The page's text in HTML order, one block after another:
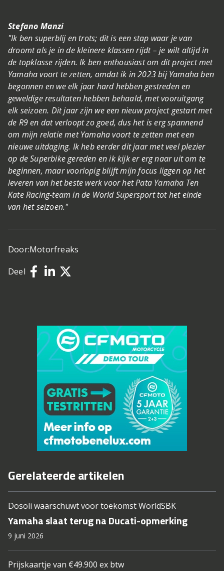
Stefano Manzi
"Ik ben superblij en trots; dit is een stap waar je van
droomt als je in de kleinere klassen rijdt – je wilt altijd in
de topklasse rijden. Ik ben enthousiast om dit project met
Yamaha voort te zetten, omdat ik in 2023 bij Yamaha ben
begonnen en we elk jaar hard hebben gestreden en
geweldige resultaten hebben behaald, met vooruitgang
elk seizoen. Dit jaar zijn we een nieuw project gestart met
de R9 en dat verloopt zo goed, dus het is erg spannend
om mijn relatie met Yamaha voort te zetten met een
nieuwe uitdaging. Ik heb eerder dit jaar met veel plezier
op de Superbike gereden en ik kijk er erg naar uit om te
beginnen, maar voorlopig blijft mijn focus liggen op het
leveren van het beste werk voor het Pata Yamaha Ten
Kate Racing-team in de World Supersport tot het einde
van het seizoen."
Door:Motorfreaks
Deel
Gerelateerde artikelen
Dosoli waarschuwt voor toekomst WorldSBK
Yamaha slaat terug na Ducati-opmerking
9 juni 2026
Prijskaartje van €49.900 ex btw